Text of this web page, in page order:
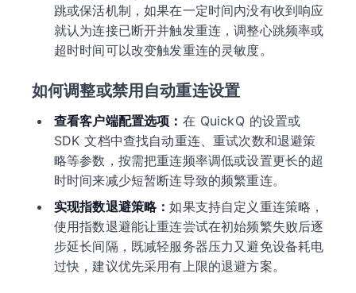
跳或保活机制，如果在一定时间内没有收到响应
就认为连接已断开并触发重连，调整心跳频率或
超时时间可以改变触发重连的灵敏度。
如何调整或禁用自动重连设置
查看客户端配置选项： 在 QuickQ 的设置或
SDK 文档中查找自动重连、重试次数和退避策
略等参数，按需把重连频率调低或设置更长的超
时时间来减少短暂断连导致的频繁重连。
实现指数退避策略：如果支持自定义重连策略，
使用指数退避能让重连尝试在初始频繁失败后逐
步延长间隔，既减轻服务器压力又避免设备耗电
过快，建议优先采用有上限的退避方案。